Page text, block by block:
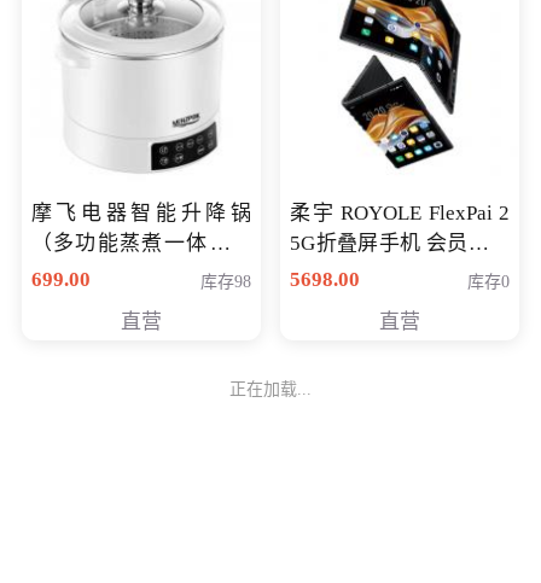
摩飞电器智能升降锅
（多功能蒸煮一体锅）
（智能升降养生锅） 会
699.00 库存98
直营
柔宇 ROYOLE FlexPai 2
5G折叠屏手机 会员专享
购买价格 4998元
5698.00 库存0
直营
正在加载...